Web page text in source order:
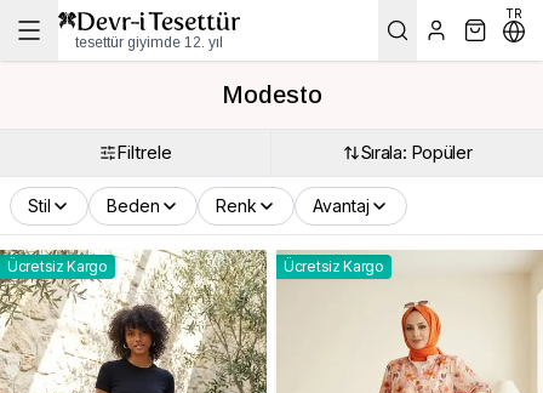
tesettür giyimde 12. yıl
TR
Modesto
Filtrele Sırala: Popüler
Stil Beden Renk Avantaj
Ücretsiz Kargo Ücretsiz Kargo